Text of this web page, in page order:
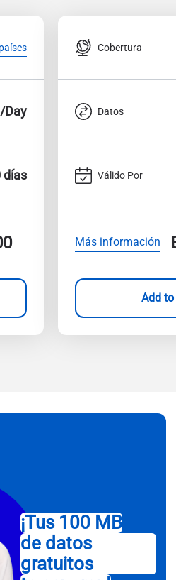
Day
días
Cobertura
Datos
Válido Por
Más información
Add
¡Tus 100 MB
de datos
gratuitos